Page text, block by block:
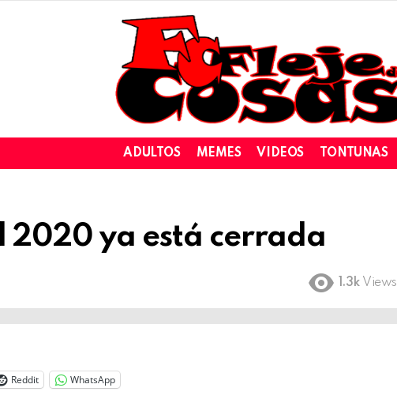
ADULTOS MEMES VIDEOS TONTUNAS
2020 ya está cerrada
1.3k Views
Reddit WhatsApp